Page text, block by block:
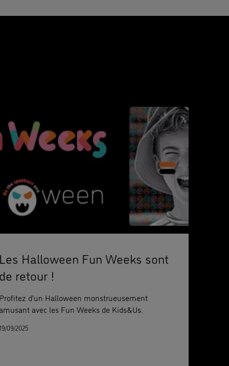
Les Halloween Fun Weeks sont
de retour !
Profitez d’un Halloween monstrueusement
avec les Fun Weeks de Kids&Us.
19/09/2025